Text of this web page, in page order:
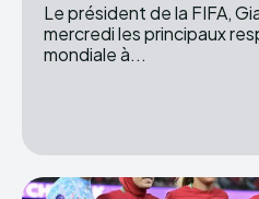
Le président de la FIFA,
mercredi les principaux
mondiale à...